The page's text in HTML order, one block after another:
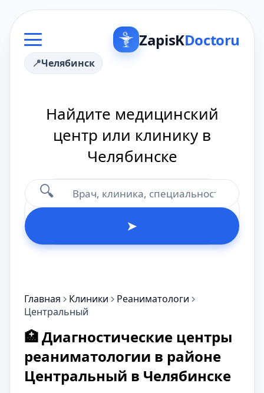
ZapisKDoctoru
Челябинск
Найдите медицинский
центр или клинику в
Челябинске
🔍
➤
Главная Клиники
Реаниматологи
Центральный
🏥 Диагностические центры
реаниматологии в районе
Центральный в Челябинске